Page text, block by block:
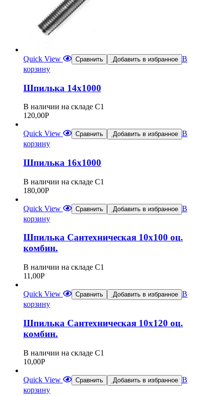
Quick View Сравнить Добавить в избранное В
корзину
Шпилька 14х1000
В наличии на складе С1
120,00Р
Quick View Сравнить Добавить в избранное В
корзину
Шпилька 16х1000
В наличии на складе С1
180,00Р
Quick View Сравнить Добавить в избранное В
корзину
Шпилька Сантехническая 10х100 оц.
комбин.
В наличии на складе С1
11,00Р
Quick View Сравнить Добавить в избранное В
корзину
Шпилька Сантехническая 10х120 оц.
комбин.
В наличии на складе С1
10,00Р
Quick View Сравнить Добавить в избранное В
корзину